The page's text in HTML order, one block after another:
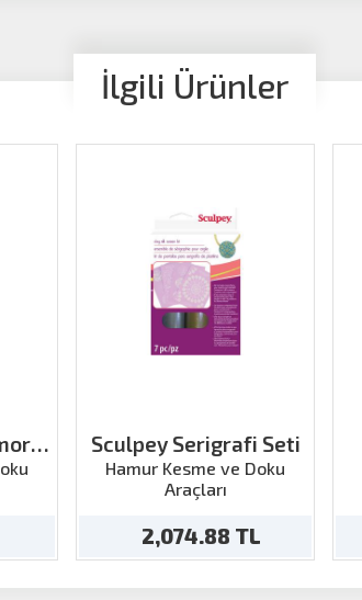
İlgili Ürünler
Sculpey Serigrafi Seti
Hamur Kesme ve Doku
Araçları
2,074.88 TL